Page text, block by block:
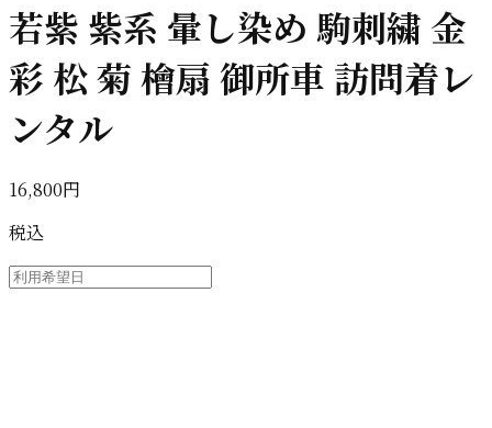
若紫 紫系 暈し染め 駒刺繍 金
彩 松 菊 檜扇 御所車 訪問着レ
ンタル
16,800円
税込